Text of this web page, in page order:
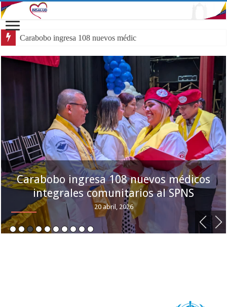
Carabobo ingresa 108 nuevos médicos integrales comunitarios al
Carabobo ingresa 108 nuevos médicos
integrales comunitarios al SPNS
20 abril, 2026